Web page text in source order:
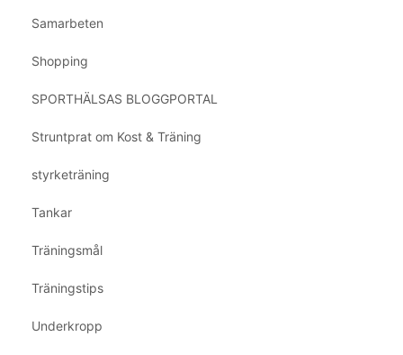
Samarbeten
Shopping
SPORTHÄLSAS BLOGGPORTAL
Struntprat om Kost & Träning
styrketräning
Tankar
Träningsmål
Träningstips
Underkropp